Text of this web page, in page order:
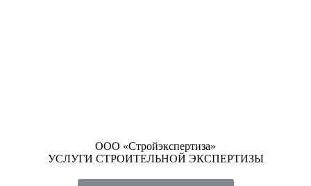
ООО «Стройэкспертиза»
УСЛУГИ СТРОИТЕЛЬНОЙ ЭКСПЕРТИЗЫ